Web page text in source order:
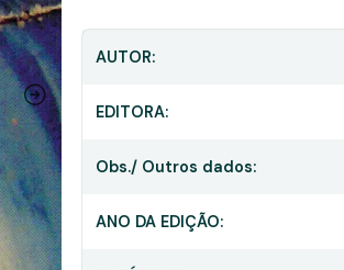
AUTOR:
EDITORA:
Obs./ Outros dados:
ANO DA EDIÇÃO: